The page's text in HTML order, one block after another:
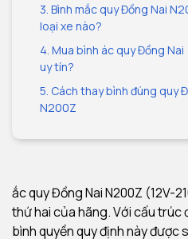
3. Bình mắc quy Đồng Nai
loại xe nào?
4. Mua bình ác quy Đồng
uy tín?
5. Cách thay bình đúng quy
N200Z
ắc quy Đồng Nai N200Z (12V-
thứ hai của hãng.Với cấu trúc
bình quyền quy định này được